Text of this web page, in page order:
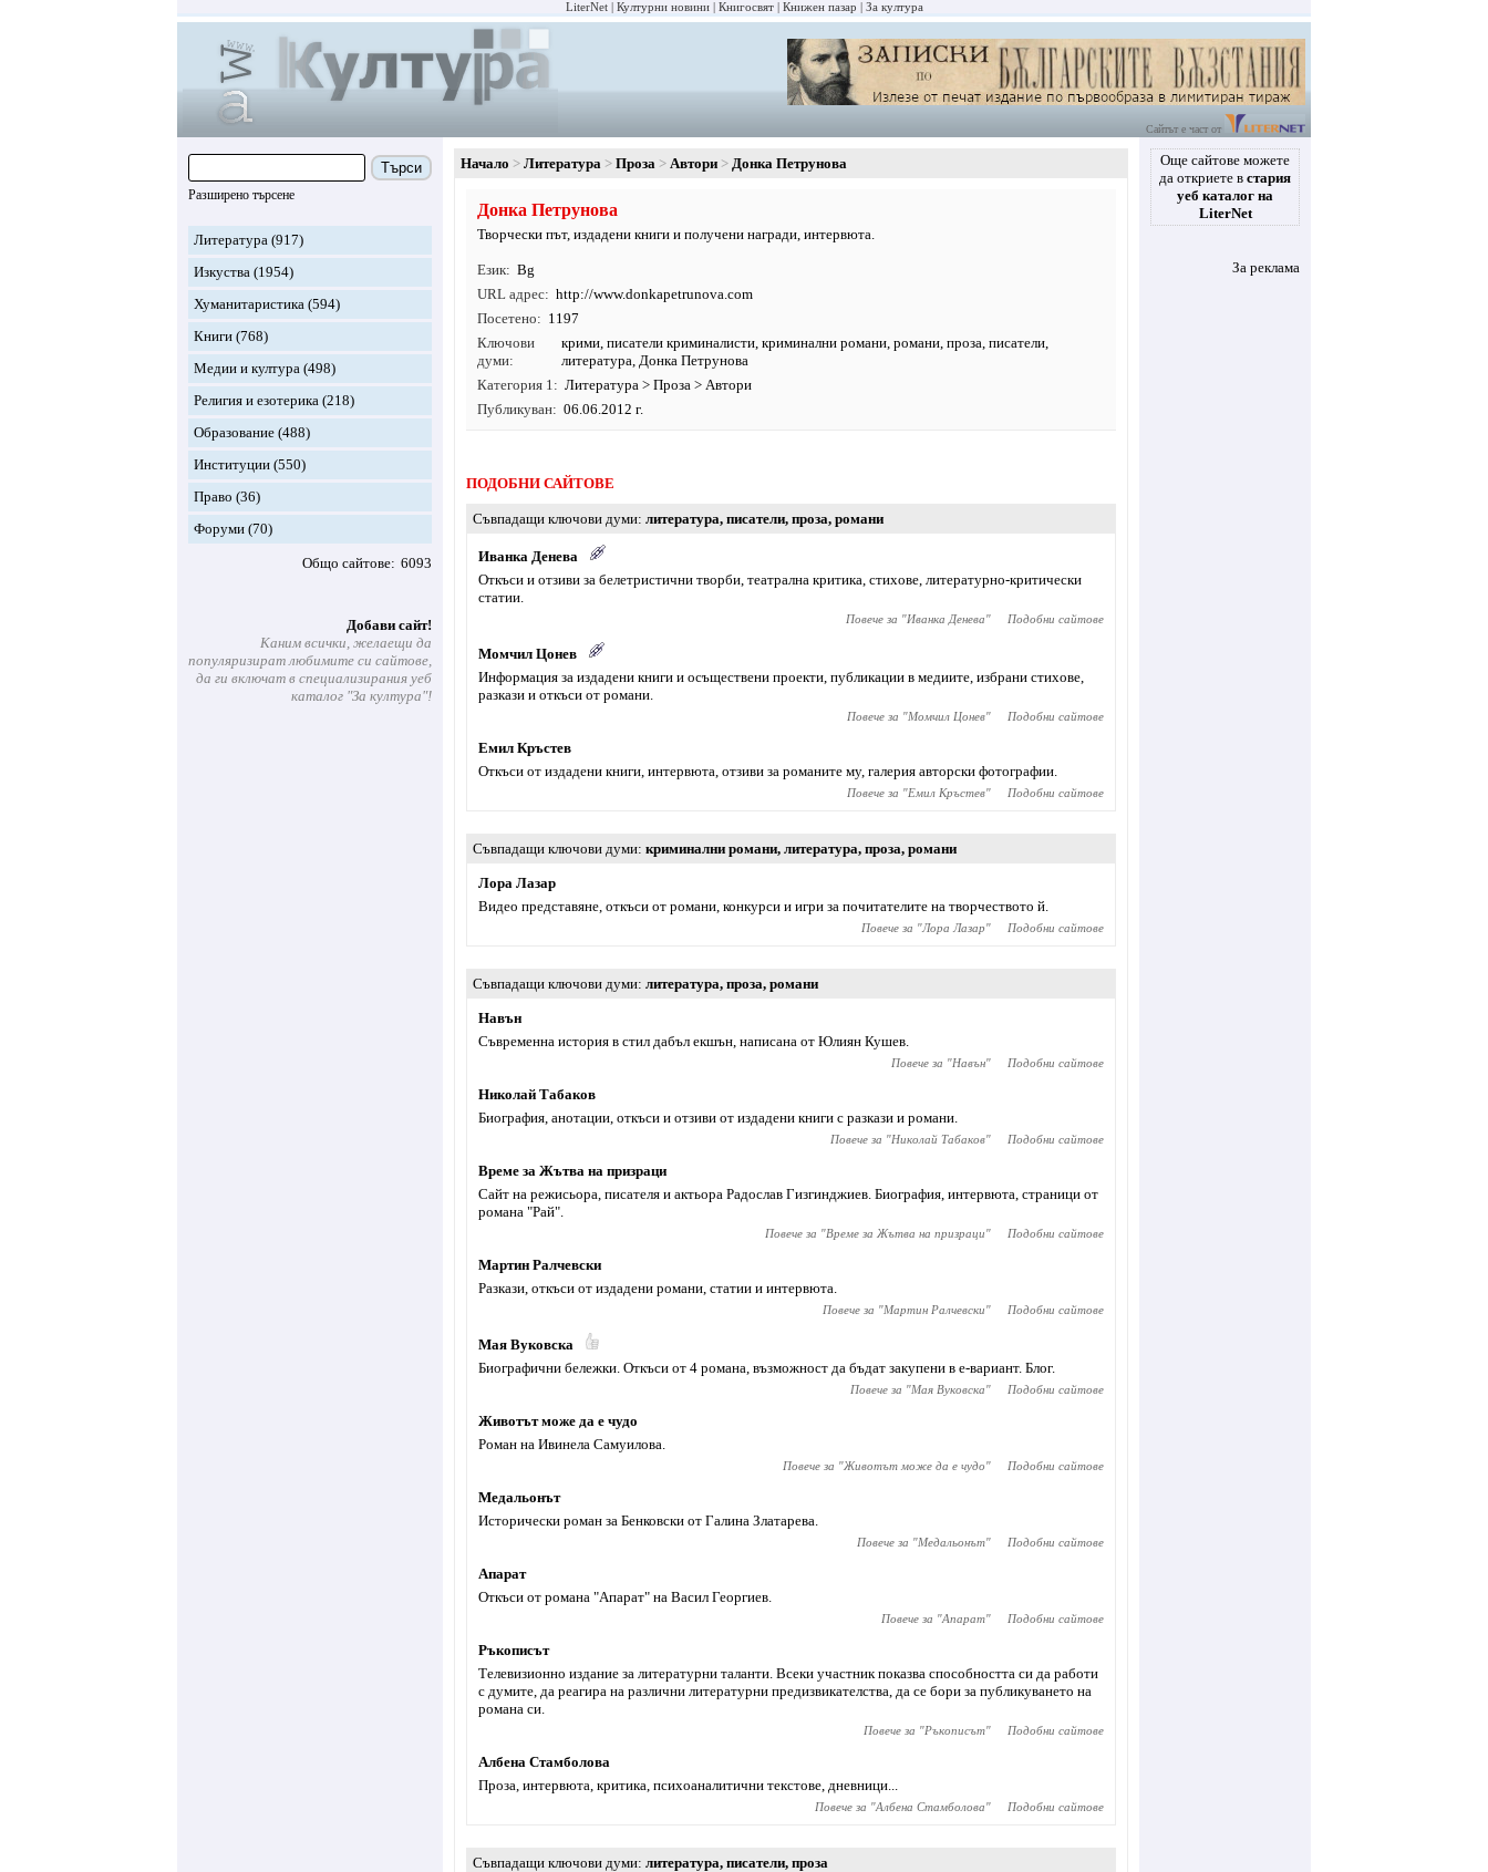
LiterNet Културни новини Книгосвят Книжен пазар За култура
Сайтът е част от
Търси
Разширено търсене
Литература (917)
Изкуства (1954)
Хуманитаристика (594)
Книги (768)
Медии и култура (498)
Религия и езотерика (218)
Образование (488)
Институции (550)
Право (36)
Форуми (70)
Общо сайтове 6093
Добави сайт!
Каним всички, желаещи да
популяризират любимите си сайтове,
да ги включат в специализирания уеб
каталог "За култура"!
Начало Литература Проза Автори Донка Петрунова
Донка Петрунова
Творчески път, издадени книги и получени награди, интервюта.
Език
Bg
URL адрес
http://www.donkapetrunova.com
Посетено
1197
Ключови
думи
крими, писатели криминалисти, криминални романи, романи, проза, писатели,
литература, Донка Петрунова
Категория 1
Литература > Проза > Автори
Публикуван
06.06.2012 г.
ПОДОБНИ САЙТОВЕ
Съвпадащи ключови думи литература, писатели, проза, романи
Иванка Денева
Откъси и отзиви за белетристични творби, театрална критика, стихове, литературно-критически
статии.
Повече за "Иванка Денева" Подобни сайтове
Момчил Цонев
Информация за издадени книги и осъществени проекти, публикации в медиите, избрани стихове,
разкази и откъси от романи.
Повече за "Момчил Цонев" Подобни сайтове
Емил Кръстев
Откъси от издадени книги, интервюта, отзиви за романите му, галерия авторски фотографии.
Повече за "Емил Кръстев" Подобни сайтове
Съвпадащи ключови думи криминални романи, литература, проза, романи
Лора Лазар
Видео представяне, откъси от романи, конкурси и игри за почитателите на творчеството й.
Повече за "Лора Лазар" Подобни сайтове
Съвпадащи ключови думи литература, проза, романи
Навън
Съвременна история в стил дабъл екшън, написана от Юлиян Кушев.
Повече за "Навън" Подобни сайтове
Николай Табаков
Биография, анотации, откъси и отзиви от издадени книги с разкази и романи.
Повече за "Николай Табаков" Подобни сайтове
Време за Жътва на призраци
Сайт на режисьора, писателя и актьора Радослав Гизгинджиев‎. Биография, интервюта, страници от
романа "Рай".
Повече за "Време за Жътва на призраци" Подобни сайтове
Мартин Ралчевски
Разкази, откъси от издадени романи, статии и интервюта.
Повече за "Мартин Ралчевски" Подобни сайтове
Мая Вуковска
Биографични бележки. Откъси от 4 романа, възможност да бъдат закупени в е-вариант. Блог.
Повече за "Мая Вуковска" Подобни сайтове
Животът може да е чудо
Роман на Ивинела Самуилова.
Повече за "Животът може да е чудо" Подобни сайтове
Медальонът
Исторически роман за Бенковски от Галина Златарева.
Повече за "Медальонът" Подобни сайтове
Апарат
Откъси от романа "Апарат" на Васил Георгиев.
Повече за "Апарат" Подобни сайтове
Ръкописът
Телевизионно издание за литературни таланти. Всеки участник показва способността си да работи
с думите, да реагира на различни литературни предизвикателства, да се бори за публикуването на
романа си.
Повече за "Ръкописът" Подобни сайтове
Албена Стамболова
Проза, интервюта, критика, психоаналитични текстове, дневници...
Повече за "Албена Стамболова" Подобни сайтове
Съвпадащи ключови думи литература, писатели, проза
Още сайтове можете
да откриете в стария
уеб каталог на
LiterNet
За реклама